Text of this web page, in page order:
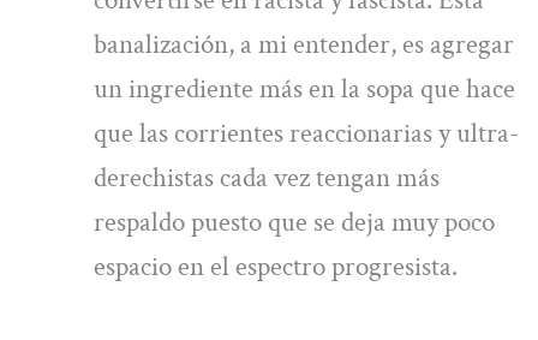
banalización, a mi entender, es agregar
un ingrediente más en la sopa que hace
que las corrientes reaccionarias y ultra-
derechistas cada vez tengan más
respaldo puesto que se deja muy poco
espacio en el espectro progresista.